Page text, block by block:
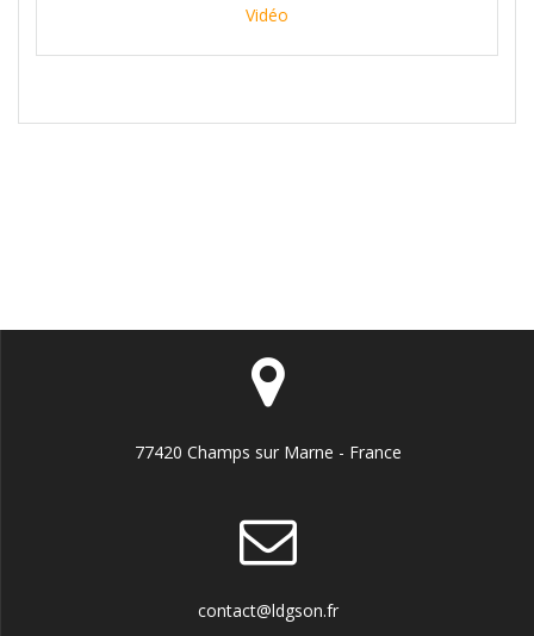
Vidéo
77420 Champs sur Marne - France
contact@ldgson.fr